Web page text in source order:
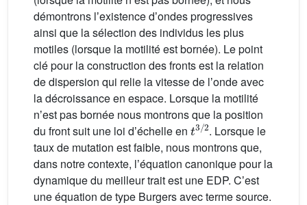
démontrons lʼexistence dʼondes progressives
ainsi que la sélection des individus les plus
motiles (lorsque la motilité est bornée). Le point
clé pour la construction des fronts est la relation
de dispersion qui relie la vitesse de lʼonde avec
la décroissance en espace. Lorsque la motilité
nʼest pas bornée nous montrons que la position
du front suit une loi dʼéchelle en
t3/2
. Lorsque le
taux de mutation est faible, nous montrons que,
dans notre contexte, lʼéquation canonique pour la
dynamique du meilleur trait est une EDP. Cʼest
une équation de type Burgers avec terme source.